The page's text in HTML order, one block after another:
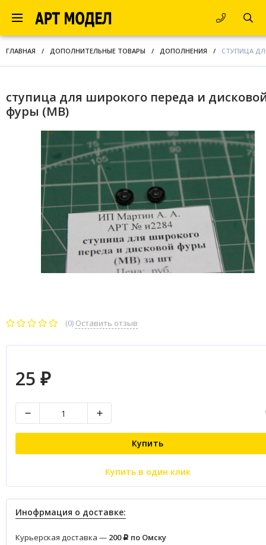
ГЛАВНАЯ / ДОПОЛНИТЕЛЬНЫЕ ТОВАРЫ / ДОПОЛНЕНИЯ / СТУПИЦА
ступица для широкого переда и
фуры (МВ)
(0) Оставить отзыв
25 ₽
Купить
Купить в один клик
Инофрмация о доставке:
Курьерская доставка — 200 Р по Омску